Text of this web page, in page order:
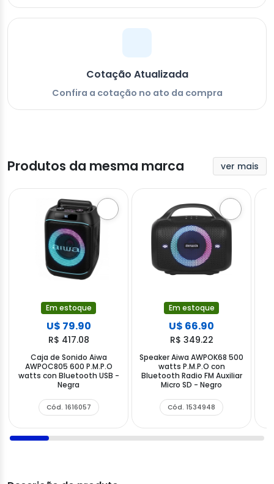
Cotação Atualizada
Confira a cotação no ato da compra
Produtos da mesma marca ver mais
Em estoque
U$ 79.90
R$ 417.08
Caja de Sonido Aiwa
AWPOC805 600 P.M.P.O
watts con Bluetooth USB -
Negra
Cód. 1616057
Em estoque
U$ 66.90
R$ 349.22
Speaker Aiwa AWPOK68 500
watts P.M.P.O con
Bluetooth Radio FM Auxiliar
Micro SD - Negro
Cód. 1534948